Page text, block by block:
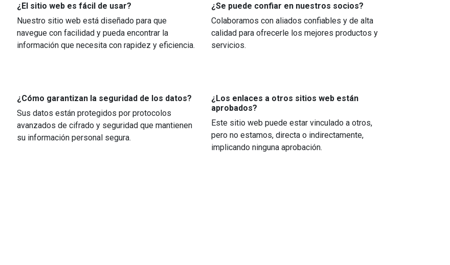
¿El sitio web es fácil de usar?
Nuestro sitio web está diseñado para que
navegue con facilidad y pueda encontrar la
información que necesita con rapidez y eficiencia.
¿Se puede confiar en nuestros socios?
Colaboramos con aliados confiables y de alta
calidad para ofrecerle los mejores productos y
servicios.
¿Cómo garantizan la seguridad de los datos?
Sus datos están protegidos por protocolos
avanzados de cifrado y seguridad que mantienen
su información personal segura.
¿Los enlaces a otros sitios web están
aprobados?
Este sitio web puede estar vinculado a otros,
pero no estamos, directa o indirectamente,
implicando ninguna aprobación.